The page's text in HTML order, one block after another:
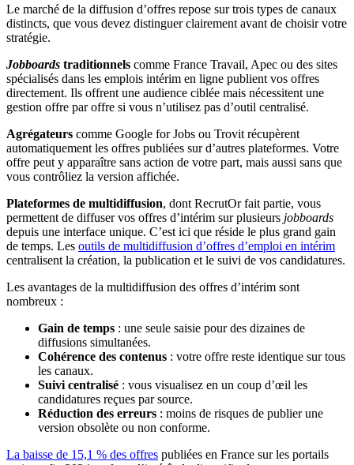
Le marché de la diffusion d’offres repose sur trois types de canaux
distincts, que vous devez distinguer clairement avant de choisir votre
stratégie.
Jobboards traditionnels comme France Travail, Apec ou des sites
spécialisés dans les emplois intérim en ligne publient vos offres
directement. Ils offrent une audience ciblée mais nécessitent une
gestion offre par offre si vous n’utilisez pas d’outil centralisé.
Agrégateurs comme Google for Jobs ou Trovit récupèrent
automatiquement les offres publiées sur d’autres plateformes. Votre
offre peut y apparaître sans action de votre part, mais aussi sans que
vous contrôliez la version affichée.
Plateformes de multidiffusion, dont RecrutOr fait partie, vous
permettent de diffuser vos offres d’intérim sur plusieurs jobboards
depuis une interface unique. C’est ici que réside le plus grand gain
de temps. Les outils de multidiffusion d’offres d’emploi en intérim
centralisent la création, la publication et le suivi de vos candidatures.
Les avantages de la multidiffusion des offres d’intérim sont
nombreux :
Gain de temps : une seule saisie pour des dizaines de
diffusions simultanées.
Cohérence des contenus : votre offre reste identique sur tous
les canaux.
Suivi centralisé : vous visualisez en un coup d’œil les
candidatures reçues par source.
Réduction des erreurs : moins de risques de publier une
version obsolète ou non conforme.
La baisse de 15,1 % des offres publiées en France sur les portails